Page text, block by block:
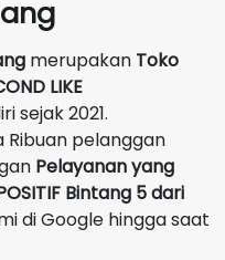
merupakan Toko
LIKE
sejak 2021.
Ribuan pelanggan
Pelayanan yang
Bintang 5 dari
di Google hingga saat